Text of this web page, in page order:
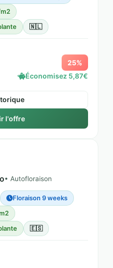
🇳🇱
25%
Économisez 5,87€
l'offre
• Autofloraison
Floraison 9 weeks
🇪🇸